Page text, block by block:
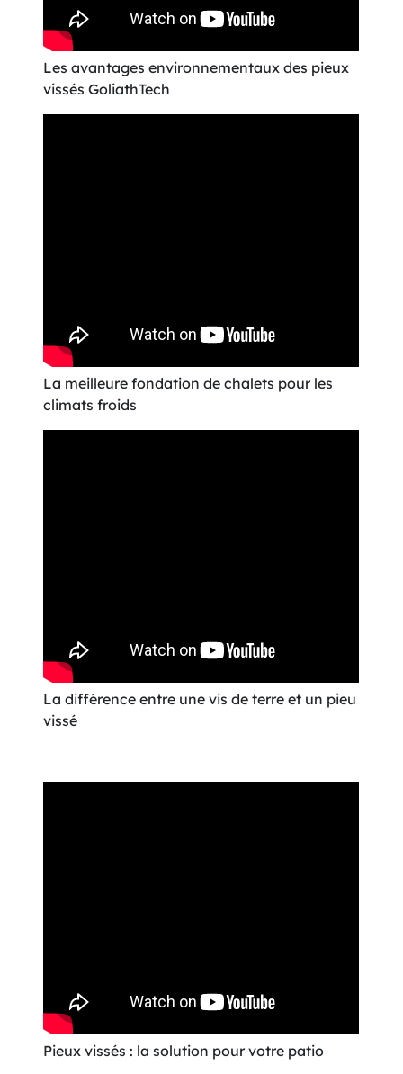
Les avantages environnementaux des pieux
vissés GoliathTech
La meilleure fondation de chalets pour les
climats froids
La différence entre une vis de terre et un pieu
vissé
Pieux vissés : la solution pour votre patio